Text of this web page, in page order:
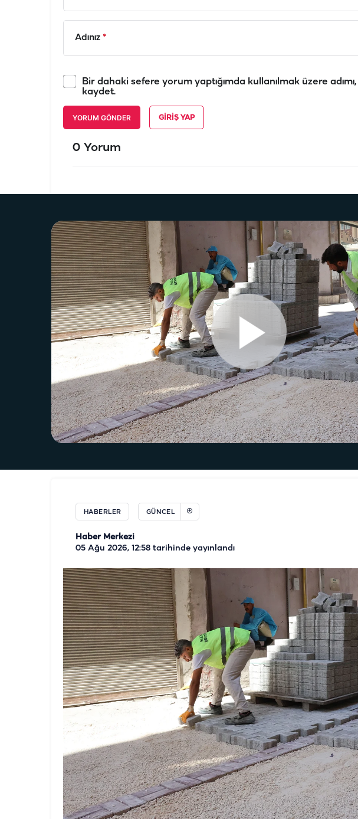
Adınız *
Bir dahaki sefere yorum yaptığımda kullanılmak üzere
kaydet.
YORUM GÖNDER GIRIŞ YAP
0 Yorum
HABERLER GÜNCEL
Haber Merkezi
05 Ağu 2026, 12:58 tarihinde yayınlandı